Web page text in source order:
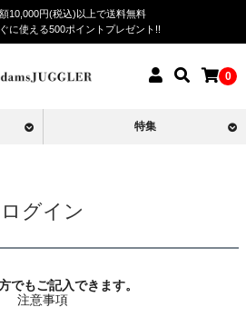
10,000円(税込)以上で送料無料
に使える500ポイントプレゼント!!
0
特集
ログイン
でもご記入できます。
注意事項